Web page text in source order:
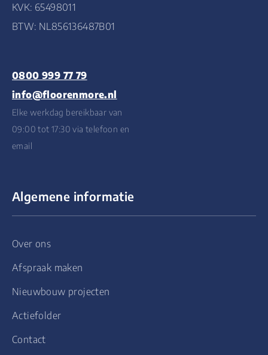
KVK: 65498011
BTW: NL856136487B01
0800 999 77 79
info@floorenmore.nl
Elke werkdag bereikbaar van
09:00 tot 17:30 via telefoon en
email
Algemene informatie
Over ons
Afspraak maken
Nieuwbouw projecten
Actiefolder
Contact